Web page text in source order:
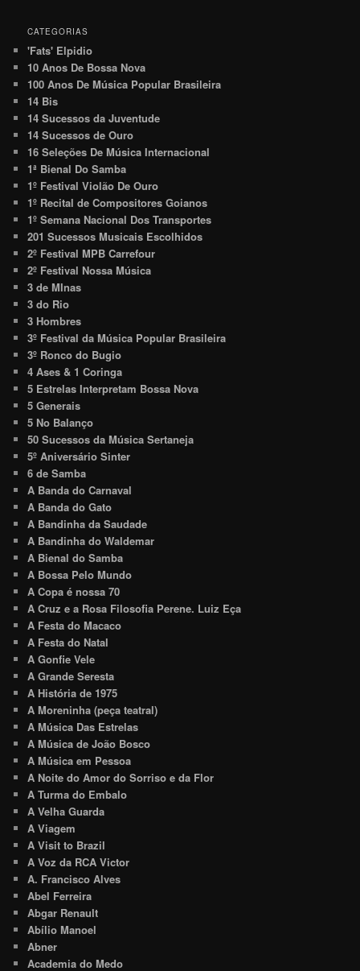
CATEGORIAS
'Fats' Elpidio
10 Anos De Bossa Nova
100 Anos De Música Popular Brasileira
14 Bis
14 Sucessos da Juventude
14 Sucessos de Ouro
16 Seleções De Música Internacional
1ª Bienal Do Samba
1º Festival Violão De Ouro
1º Recital de Compositores Goianos
1º Semana Nacional Dos Transportes
201 Sucessos Musicais Escolhidos
2º Festival MPB Carrefour
2º Festival Nossa Música
3 de MInas
3 do Rio
3 Hombres
3º Festival da Música Popular Brasileira
3º Ronco do Bugio
4 Ases & 1 Coringa
5 Estrelas Interpretam Bossa Nova
5 Generais
5 No Balanço
50 Sucessos da Música Sertaneja
5º Aniversário Sinter
6 de Samba
A Banda do Carnaval
A Banda do Gato
A Bandinha da Saudade
A Bandinha do Waldemar
A Bienal do Samba
A Bossa Pelo Mundo
A Copa é nossa 70
A Cruz e a Rosa Filosofia Perene. Luiz Eça
A Festa do Macaco
A Festa do Natal
A Gonfie Vele
A Grande Seresta
A História de 1975
A Moreninha (peça teatral)
A Música Das Estrelas
A Música de João Bosco
A Música em Pessoa
A Noite do Amor do Sorriso e da Flor
A Turma do Embalo
A Velha Guarda
A Viagem
A Visit to Brazil
A Voz da RCA Victor
A. Francisco Alves
Abel Ferreira
Abgar Renault
Abílio Manoel
Abner
Academia do Medo